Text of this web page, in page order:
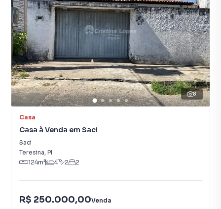
8
Casa
Casa à Venda em Saci
Saci
Teresina, PI
124m² 4 2 2
R$ 250.000,00Venda